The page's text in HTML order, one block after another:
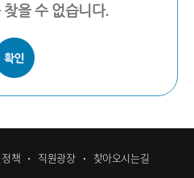
을 수 없습니다.
책 직원광장 찾아오시는길